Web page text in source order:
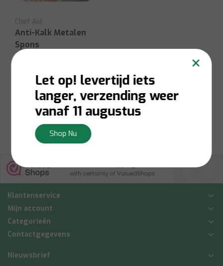
Chef Aid
Anti-Kalk Metalen
Spons
Op voorraad:Levering 1-
3 werkdagen
Bekijken
Klantenservice
Mijn account
Categorieën
Contactgegevens
Nieuwsbrief
×
Let op! levertijd iets
langer, verzending weer
vanaf 11 augustus
Shop Nu